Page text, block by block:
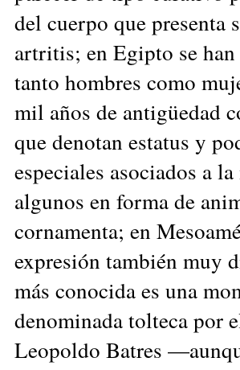
del cuerpo que presenta
artritis; en Egipto se
tanto hombres como
mil años de antigüedad
que denotan estatus y
especiales asociados a
algunos en forma de
cornamenta; en
expresión también muy
más conocida es una
denominada tolteca por
Leopoldo Batres